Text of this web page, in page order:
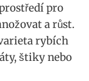
pro
a růst.
rybích
štiky nebo